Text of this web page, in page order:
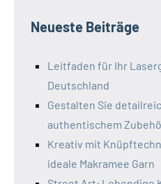
Neueste Beiträge
Leitfaden für Ihr
Deutschland
Gestalten Sie
authentischem
Kreativ mit
ideale Makramee Garn